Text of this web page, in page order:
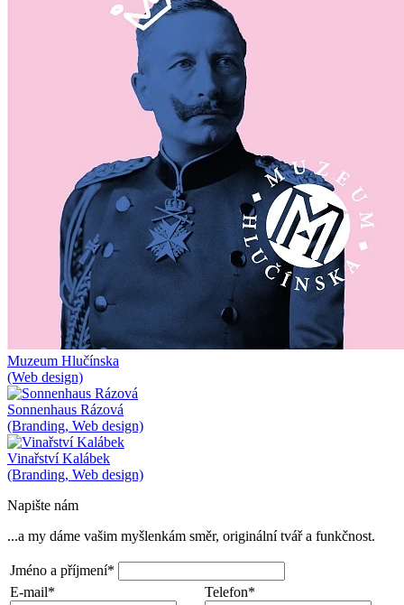
Muzeum Hlučínska
(Web design)
Sonnenhaus Rázová
(Branding, Web design)
Vinařství Kalábek
(Branding, Web design)
Napište nám
...a my dáme vašim myšlenkám směr, originální tvář a funkčnost.
Jméno a příjmení*
E-mail*
Telefon*